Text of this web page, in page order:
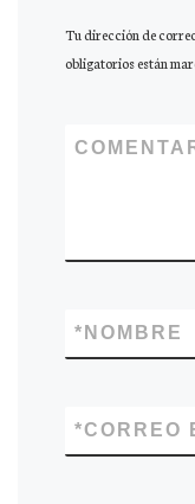
Tu dirección de
obligatorios están
NOMBRE
*
CORREO
*